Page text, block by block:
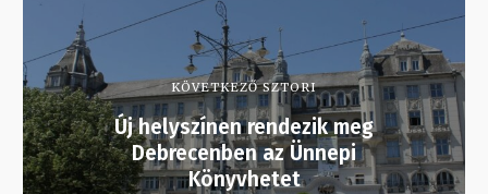
KÖVETKEZŐ SZTORI
Új helyszínen rendezik meg
Debrecenben az Ünnepi
Könyvhetet